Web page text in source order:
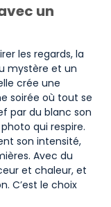
un
les regards, la
mystère et un
crée une
soirée où tout se
par du blanc son
qui respire.
son intensité,
Avec du
et chaleur, et
C’est le choix